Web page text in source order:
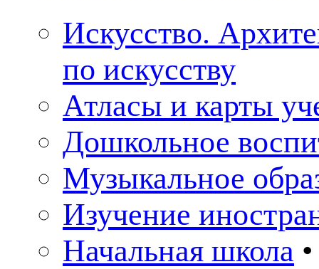
Искусство.
по искусству
Атласы и карты
Дошкольное
Музыкальное
Изучение
Начальная школа •